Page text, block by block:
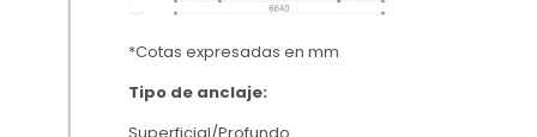
*Cotas expresadas en mm
Tipo de anclaje: